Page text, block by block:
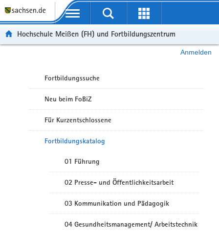
Portalübergreifende Navigation
Hochschule Meißen (FH) und Fortbildungszentrum
Anmelden
Fortbildungssuche
Neu beim FoBiZ
Für Kurzentschlossene
Fortbildungskatalog
01 Führung
02 Presse- und Öffentlichkeitsarbeit
03 Kommunikation und Pädagogik
04 Gesundheitsmanagement/ Arbeitstechnik